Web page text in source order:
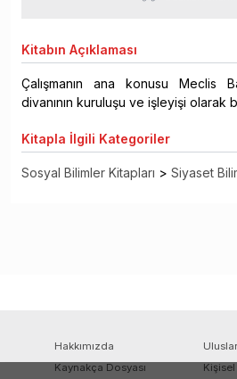
Kitabın Açıklaması
Çalışmanın ana konusu Meclis
divanının kuruluşu ve işleyişi olarak
Kitapla İlgili Kategoriler
Sosyal Bilimler Kitapları > Siyaset
Hakkımızda
Kaynakça Dosyası